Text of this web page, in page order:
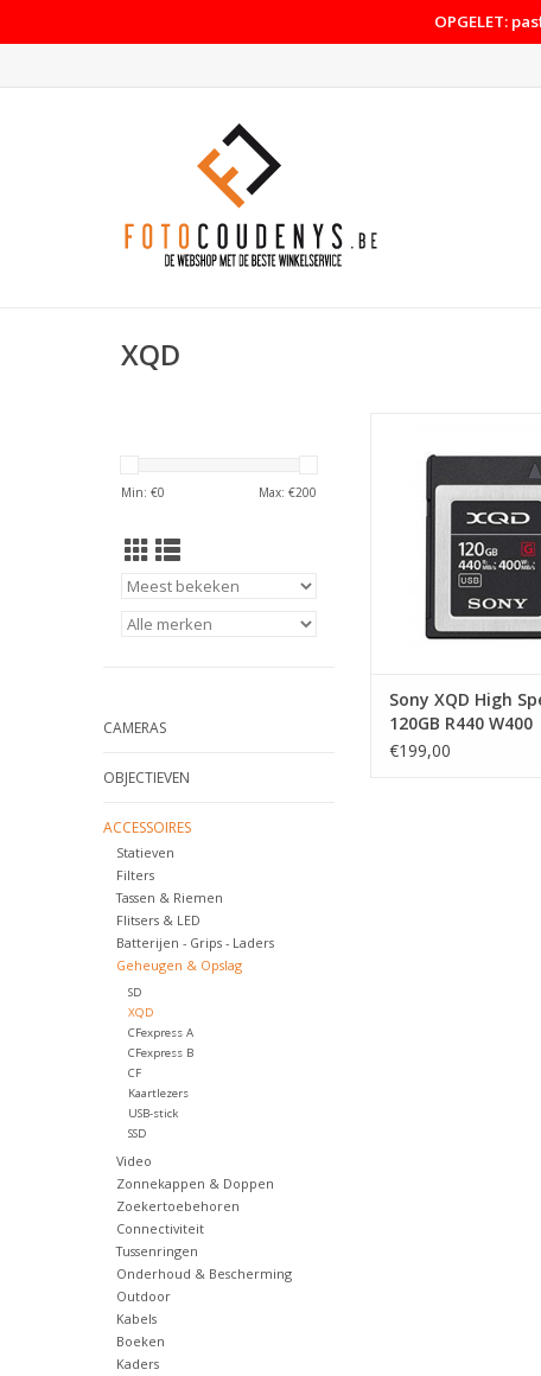
OPGELET:
XQD
Min: €0 Max: €200
CAMERAS
OBJECTIEVEN
ACCESSOIRES
Statieven
Filters
Tassen & Riemen
Flitsers & LED
Batterijen - Grips - Laders
Geheugen & Opslag
SD
XQD
CFexpress A
CFexpress B
CF
Kaartlezers
USB-stick
SSD
Video
Zonnekappen & Doppen
Zoekertoebehoren
Connectiviteit
Tussenringen
Onderhoud & Bescherming
Outdoor
Kabels
Boeken
Kaders
TOEVOEGEN AAN
Sony XQD High
120GB R440 W400
€199,00